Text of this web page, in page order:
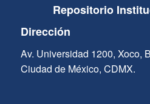
Repositorio
Dirección
Av. Universidad 1200, Xoco,
Ciudad de México, CDMX.